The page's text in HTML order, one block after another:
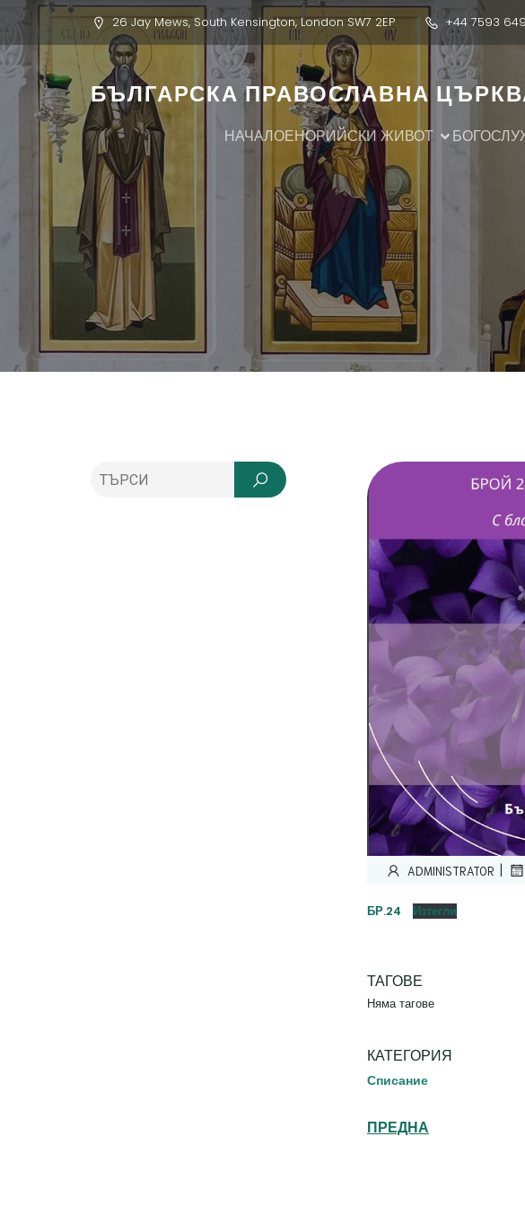
26 Jay Mews, South Kensington, London SW7 2EP +44 7593
БЪЛГАРСКА ПРАВОСЛАВНА
НАЧАЛОЕНОРИЙСКИ ЖИВОТ
ADMINISTRATOR |
БР.24 Изтегли
ТАГОВЕ
Няма тагове
КАТЕГОРИЯ
Списание
ПРЕДНА